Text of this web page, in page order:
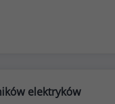
elektryków